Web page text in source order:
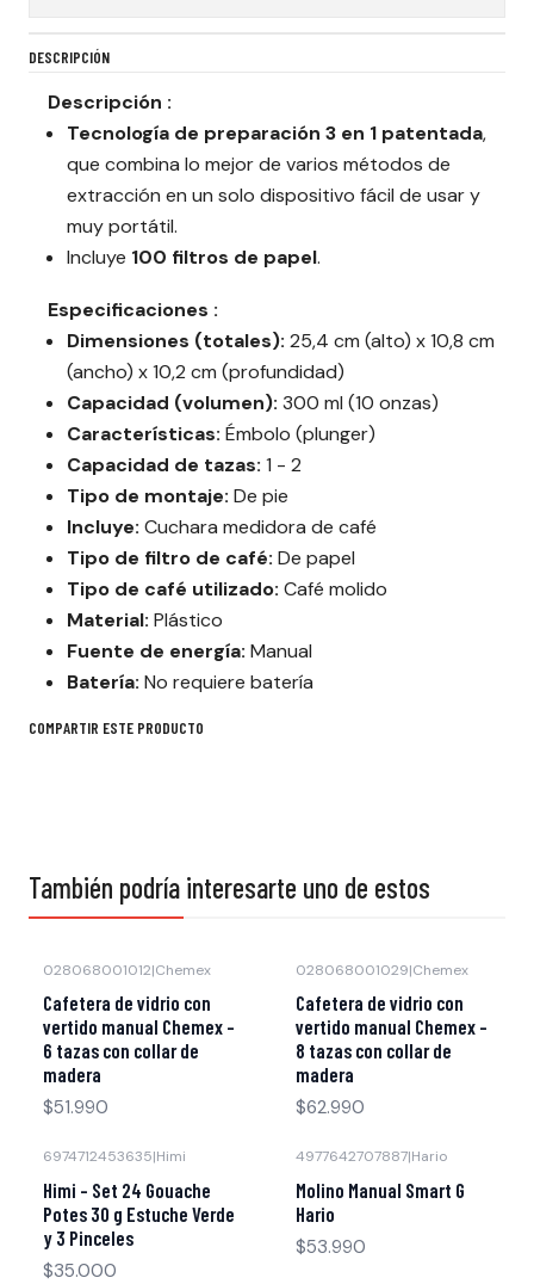
DESCRIPCIÓN
Descripción :
Tecnología de preparación 3 en 1 patentada,
que combina lo mejor de varios métodos de
extracción en un solo dispositivo fácil de usar y
muy portátil.
Incluye 100 filtros de papel.
Especificaciones :
Dimensiones (totales): 25,4 cm (alto) x 10,8 cm
(ancho) x 10,2 cm (profundidad)
Capacidad (volumen): 300 ml (10 onzas)
Características: Émbolo (plunger)
Capacidad de tazas: 1 - 2
Tipo de montaje: De pie
Incluye: Cuchara medidora de café
Tipo de filtro de café: De papel
Tipo de café utilizado: Café molido
Material: Plástico
Fuente de energía: Manual
Batería: No requiere batería
COMPARTIR ESTE PRODUCTO
También podría interesarte uno de estos
028068001012|Chemex
Cafetera de vidrio con
vertido manual Chemex -
6 tazas con collar de
madera
$51.990
028068001029|Chemex
Cafetera de vidrio con
vertido manual Chemex -
8 tazas con collar de
madera
$62.990
6974712453635|Himi
Himi - Set 24 Gouache
Potes 30 g Estuche Verde
y 3 Pinceles
$35.000
4977642707887|Hario
Molino Manual Smart G
Hario
$53.990